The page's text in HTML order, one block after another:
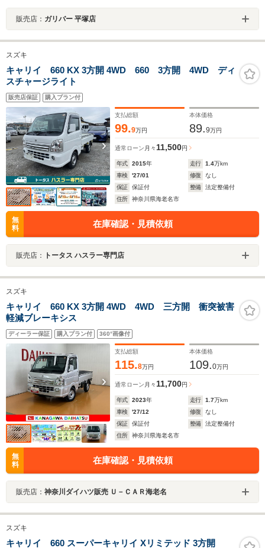
販売店： ガリバー 平塚店
スズキ
キャリイ 660 KX 3方開 4WD 660 3方開 4WD ディ
スチャージライト
販売店保証 購入プラン付
支払総額
99.9万円
本体価格
89.9万円
通常ローン 月々 11,500円
年式 2015年 走行 1.4万km
車検
'27/01 修復
なし
保証
保証付 整備
法定整備付
住所
神奈川県海老名市
無
料
在庫確認・見積依頼
販売店： トータス ハスラー専門店
スズキ
キャリイ 660 KX 3方開 4WD 4WD 三方開 衝突被害
軽減ブレーキシス
ディーラー保証 購入プラン付 360°画像付
支払総額
115.8万円
本体価格
109.0万円
通常ローン 月々 11,700円
年式 2023年 走行 1.7万km
車検
'27/12 修復
なし
保証
保証付 整備
法定整備付
住所
神奈川県海老名市
無
料
在庫確認・見積依頼
販売店： 神奈川ダイハツ販売 Ｕ－ＣＡＲ海老名
スズキ
キャリイ 660 スーパーキャリイ Xリミテッド 3方開